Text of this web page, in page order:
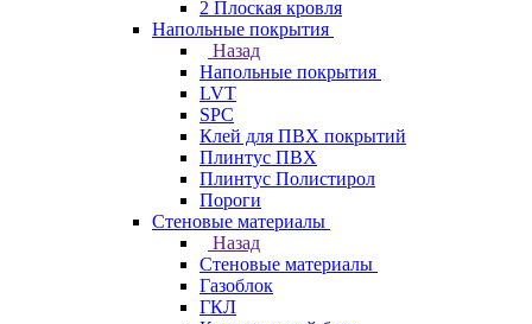
2 Плоская кровля
Напольные покрытия
Назад
Напольные покрытия
LVT
SPC
Клей для ПВХ покрытий
Плинтус ПВХ
Плинтус Полистирол
Пороги
Стеновые материалы
Назад
Стеновые материалы
Газоблок
ГКЛ